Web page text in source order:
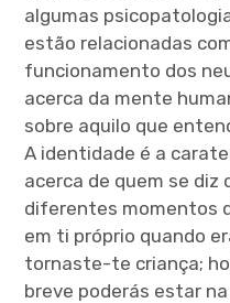
algumas
estão relacionadas
funcionamento dos
acerca da mente
sobre aquilo que
A identidade é a
acerca de quem se diz
diferentes momentos
em ti próprio quando
tornaste-te criança;
breve poderás estar